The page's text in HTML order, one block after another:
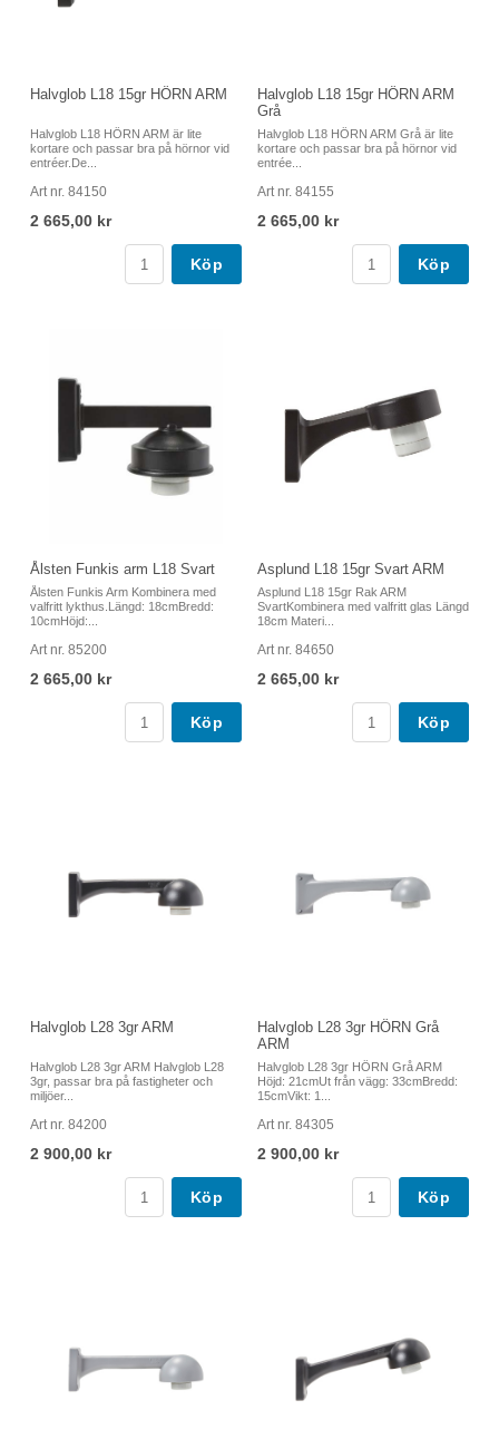
Halvglob L18 15gr HÖRN ARM
Halvglob L18 HÖRN ARM är lite
kortare och passar bra på hörnor vid
entréer.De...
Art nr. 84150
2 665,00 kr
Köp
Halvglob L18 15gr HÖRN ARM
Grå
Halvglob L18 HÖRN ARM Grå är lite
kortare och passar bra på hörnor vid
entrée...
Art nr. 84155
2 665,00 kr
Köp
Ålsten Funkis arm L18 Svart
Ålsten Funkis Arm Kombinera med
valfritt lykthus.Längd: 18cmBredd:
10cmHöjd:...
Art nr. 85200
2 665,00 kr
Köp
Asplund L18 15gr Svart ARM
Asplund L18 15gr Rak ARM
SvartKombinera med valfritt glas Längd
18cm Materi...
Art nr. 84650
2 665,00 kr
Köp
Halvglob L28 3gr ARM
Halvglob L28 3gr ARM Halvglob L28
3gr, passar bra på fastigheter och
miljöer...
Art nr. 84200
2 900,00 kr
Köp
Halvglob L28 3gr HÖRN Grå
ARM
Halvglob L28 3gr HÖRN Grå ARM
Höjd: 21cmUt från vägg: 33cmBredd:
15cmVikt: 1...
Art nr. 84305
2 900,00 kr
Köp